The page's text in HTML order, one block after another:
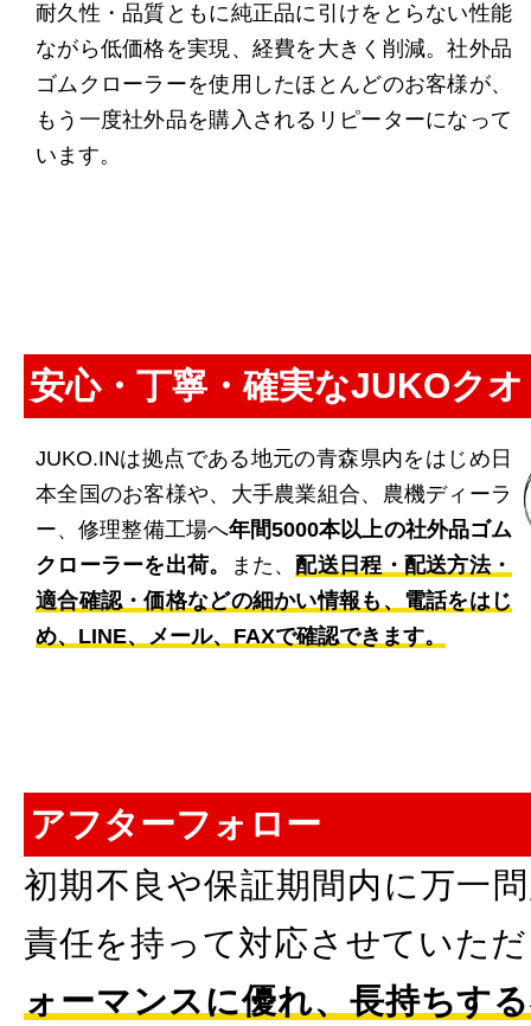
耐久性・品質ともに純正品に引けをとらない性能
ながら低価格を実現、経費を大きく削減。社外品
ゴムクローラーを使用したほとんどのお客様が、
もう一度社外品を購入されるリピーターになって
います。
安心・丁寧・確実なJUKOク
JUKO.INは拠点である地元の青森県内をはじめ日
本全国のお客様や、大手農業組合、農機ディーラ
ー、修理整備工場へ年間5000本以上の社外品ゴム
クローラーを出荷。
また、 配送日程・配送方法・
適合確認・価格などの細かい情報も、電話をはじ
め、LINE、メール、FAXで確認できます。
アフターフォロー
初期不良や保証期間内に万一
責任を持って対応させていた
ォーマンスに優れ、長持ちす